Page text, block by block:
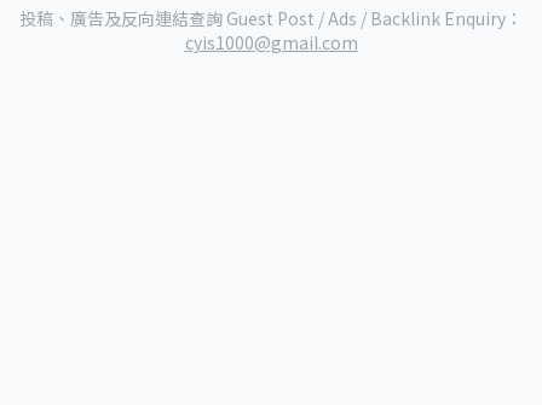
投稿、廣告及反向連結查詢 Guest Post / Ads / Backlink Enquiry：
cyis1000@gmail.com